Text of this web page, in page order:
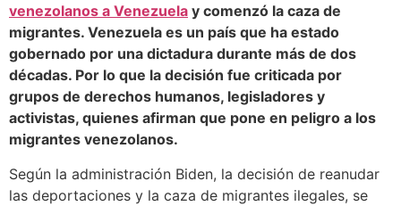
venezolanos a Venezuela y comenzó la caza de
migrantes. Venezuela es un país que ha estado
gobernado por una dictadura durante más de dos
décadas. Por lo que la decisión fue criticada por
grupos de derechos humanos, legisladores y
activistas, quienes afirman que pone en peligro a los
migrantes venezolanos.
Según la administración Biden, la decisión de reanudar
las deportaciones y la caza de migrantes ilegales, se